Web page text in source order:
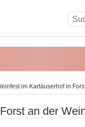
im Kartäuserhof in
an der